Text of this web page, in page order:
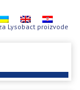
Lysobact proizvode